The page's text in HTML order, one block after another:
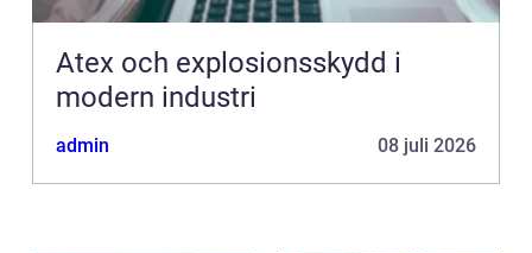
Atex och explosionsskydd i
modern industri
admin 08 juli 2026